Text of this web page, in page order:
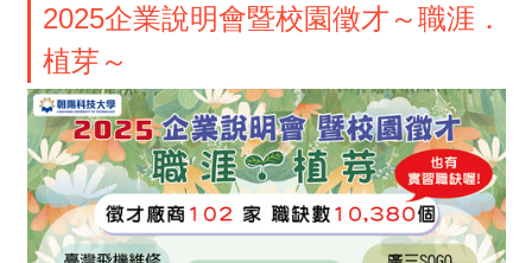
2025企業說明會暨校園徵才～職涯．
植芽～